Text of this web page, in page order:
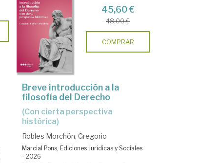
45,60 €
48,00 €
COMPRAR
Breve introducción a la
filosofía del Derecho
(con cierta perspectiva
histórica)
Robles Morchón, Gregorio
Marcial Pons, Ediciones Jurídicas y Sociales
- 2026